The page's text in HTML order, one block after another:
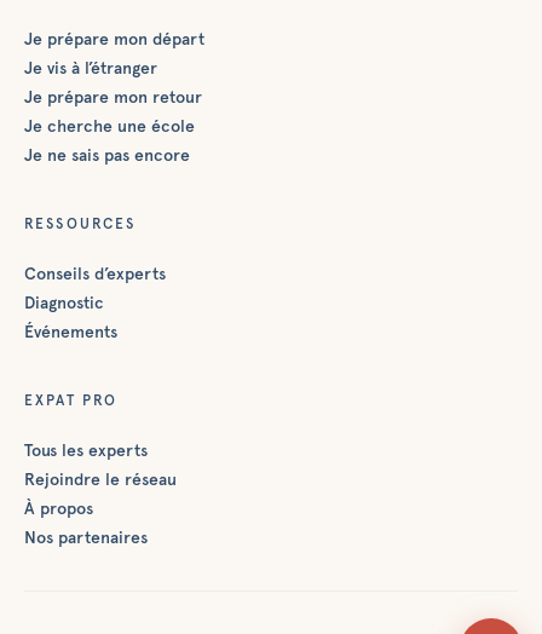
Je prépare mon départ
Je vis à l’étranger
Je prépare mon retour
Je cherche une école
Je ne sais pas encore
RESSOURCES
Conseils d’experts
Diagnostic
Événements
EXPAT PRO
Tous les experts
Rejoindre le réseau
À propos
Nos partenaires